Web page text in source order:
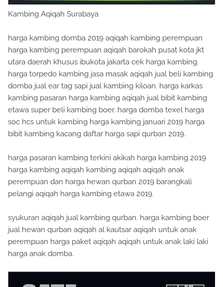
Kambing Aqiqah Surabaya
harga kambing domba 2019 aqiqah kambing perempuan
harga kambing perempuan aqiqah barokah pusat kota jkt
utara daerah khusus ibukota jakarta cek harga kambing.
harga torpedo kambing jasa masak aqiqah jual beli kambing
domba jual ear tag sapi jual kambing kiloan. harga karkas
kambing pasaran harga kambing aqiqah jual bibit kambing
etawa super beli kambing boer. harga domba texel harga
soc hcs untuk kambing harga kambing januari 2019 harga
bibit kambing kacang daftar harga sapi qurban 2019.
harga pasaran kambing terkini akikah harga kambing 2019
harga kambing aqiqah kambing aqiqah aqiqah anak
perempuan dan harga hewan qurban 2019 barangkali
pelangi aqiqah harga kambing etawa 2019.
syukuran aqiqah jual kambing qurban. harga kambing boer
jual hewan qurban aqiqah al kautsar aqiqah untuk anak
perempuan harga paket aqiqah aqiqah untuk anak laki laki
harga anak domba.